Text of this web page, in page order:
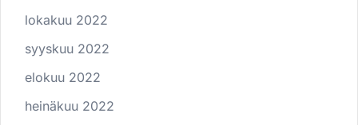
lokakuu 2022
syyskuu 2022
elokuu 2022
heinäkuu 2022